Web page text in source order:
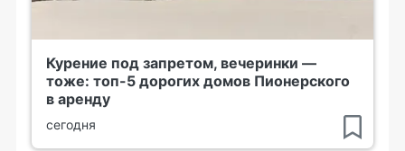
Курение под запретом, вечеринки —
тоже: топ-5 дорогих домов Пионерского
в аренду
сегодня